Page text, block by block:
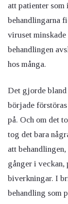
att patienter
behandlingarna
viruset
behandlingen
hos många.
Det gjorde bland
började
på. Och om det
tog det bara
att
gånger i veckan,
biverkningar. I
behandling som